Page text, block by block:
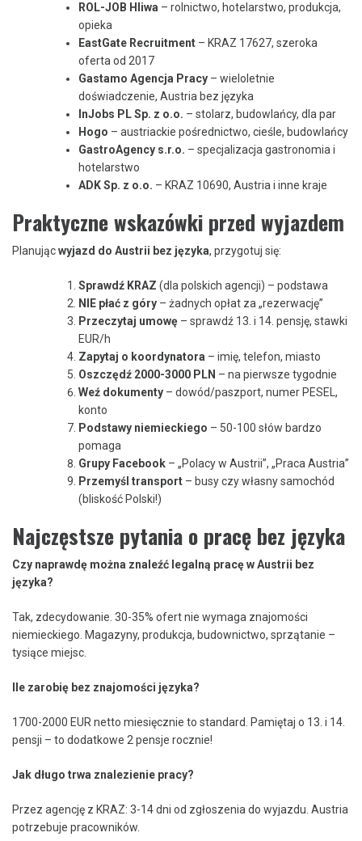
ROL-JOB Hliwa – rolnictwo, hotelarstwo, produkcja,
opieka
EastGate Recruitment – KRAZ 17627, szeroka
oferta od 2017
Gastamo Agencja Pracy – wieloletnie
doświadczenie, Austria bez języka
InJobs PL Sp. z o.o. – stolarz, budowlańcy, dla par
Hogo – austriackie pośrednictwo, cieśle, budowlańcy
GastroAgency s.r.o. – specjalizacja gastronomia i
hotelarstwo
ADK Sp. z o.o. – KRAZ 10690, Austria i inne kraje
Praktyczne wskazówki przed wyjazdem
Planującwyjazd do Austrii bez języka, przygotuj się:
Sprawdź KRAZ (dla polskich agencji) – podstawa
NIE płać z góry – żadnych opłat za „rezerwację”
Przeczytaj umowę – sprawdź 13. i 14. pensję, stawki
EUR/h
Zapytaj o koordynatora – imię, telefon, miasto
Oszczędź 2000-3000 PLN – na pierwsze tygodnie
Weź dokumenty – dowód/paszport, numer PESEL,
konto
Podstawy niemieckiego – 50-100 słów bardzo
pomaga
Grupy Facebook – „Polacy w Austrii”, „Praca Austria”
Przemyśl transport – busy czy własny samochód
(bliskość Polski!)
Najczęstsze pytania o pracę bez języka
Czy naprawdę można znaleźć legalną pracę w Austrii bez
języka?
Tak, zdecydowanie. 30-35% ofert nie wymaga znajomości
niemieckiego. Magazyny, produkcja, budownictwo, sprzątanie –
tysiące miejsc.
Ile zarobię bez znajomości języka?
1700-2000 EUR netto miesięcznie to standard. Pamiętaj o 13. i 14.
pensji – to dodatkowe 2 pensje rocznie!
Jak długo trwa znalezienie pracy?
Przez agencję z KRAZ: 3-14 dni od zgłoszenia do wyjazdu. Austria
potrzebuje pracowników.